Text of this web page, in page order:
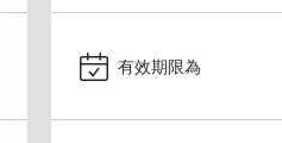
有效期限為